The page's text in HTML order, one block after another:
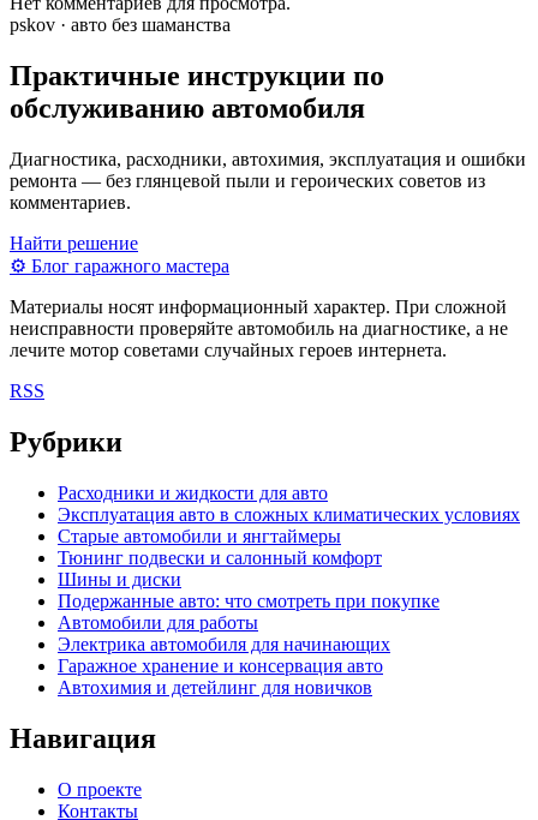
pskov · авто без шаманства
Практичные инструкции по
обслуживанию автомобиля
Диагностика, расходники, автохимия, эксплуатация и ошибки
ремонта — без глянцевой пыли и героических советов из
комментариев.
Найти решение
⚙ Блог гаражного мастера
Материалы носят информационный характер. При сложной
неисправности проверяйте автомобиль на диагностике, а не
лечите мотор советами случайных героев интернета.
RSS
Рубрики
Расходники и жидкости для авто
Эксплуатация авто в сложных климатических условиях
Старые автомобили и янгтаймеры
Тюнинг подвески и салонный комфорт
Шины и диски
Подержанные авто: что смотреть при покупке
Автомобили для работы
Электрика автомобиля для начинающих
Гаражное хранение и консервация авто
Автохимия и детейлинг для новичков
Навигация
О проекте
Контакты